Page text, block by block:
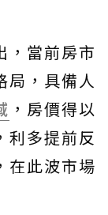
，當前房市
局，具備人
，房價得以
利多提前反
在此波市場